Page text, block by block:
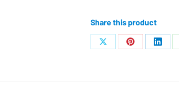
Share this product
Teilen Teilen Teilen